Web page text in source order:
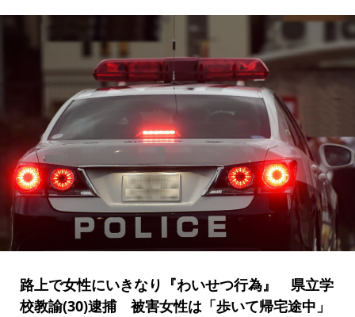
路上で女性にいきなり『わいせつ行為』 県立学
校教諭(30)逮捕 被害女性は「歩いて帰宅途中」